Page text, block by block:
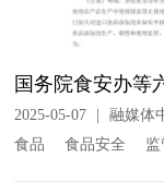
国务院食安办等
2025-05-07
融媒体
食品
食品安全 监